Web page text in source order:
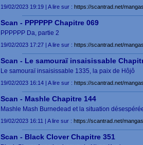
19/02/2023 19:19 | A lire sur : https://scantrad.net/
Scan - PPPPPP Chapitre 069
PPPPPP Da, partie 2
19/02/2023 17:27 | A lire sur : https://scantrad.net/
Scan - Le samouraï insaisissable
Le samouraï insaisissable 1335, la paix de Hôjô
19/02/2023 16:14 | A lire sur : https://scantrad.net/
Scan - Mashle Chapitre 144
Mashle Mash Burnedead et la situation
19/02/2023 16:11 | A lire sur : https://scantrad.net/
Scan - Black Clover Chapitre 351